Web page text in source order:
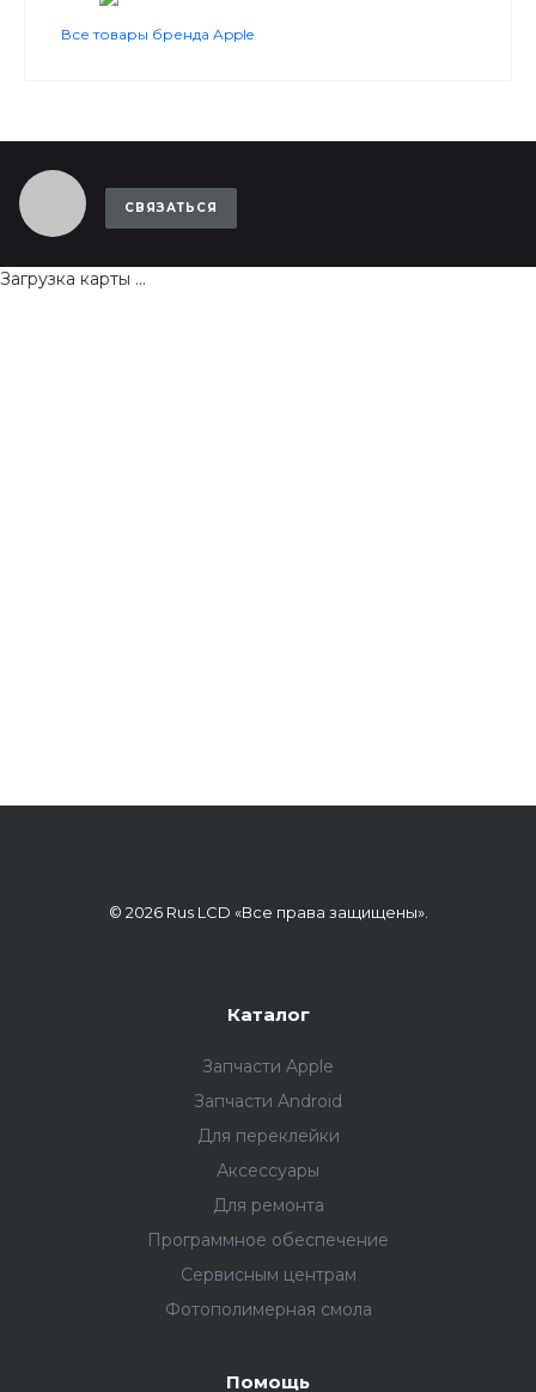
Все товары бренда Apple
СВЯЗАТЬСЯ
Загрузка карты ...
© 2026 Rus LCD «Все права защищены».
Каталог
Запчасти Apple
Запчасти Android
Для переклейки
Аксессуары
Для ремонта
Программное обеспечение
Сервисным центрам
Фотополимерная смола
Помощь